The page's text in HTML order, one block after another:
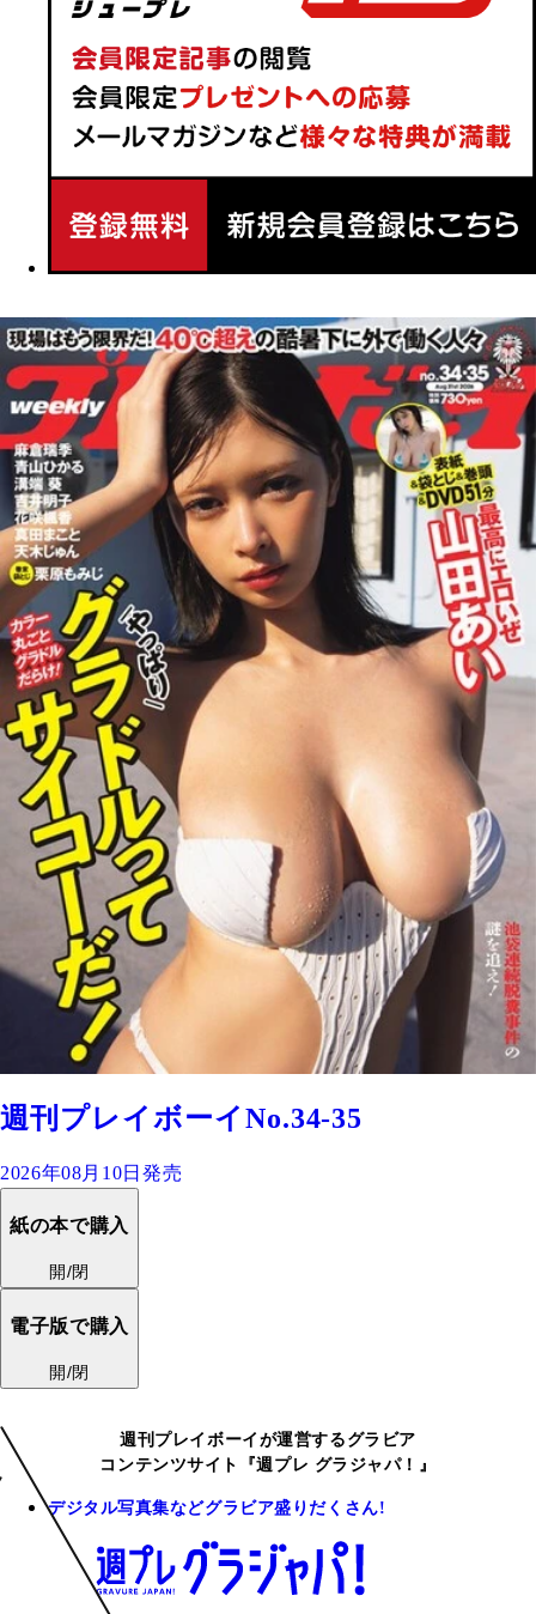
週刊プレイボーイNo.34-35
2026年08月10日発売
紙の本で購入
開/閉
電子版で購入
開/閉
週刊プレイボーイが運営するグラビア
コンテンツサイト『週プレ グラジャパ！』
デジタル写真集などグラビア盛りだくさん!